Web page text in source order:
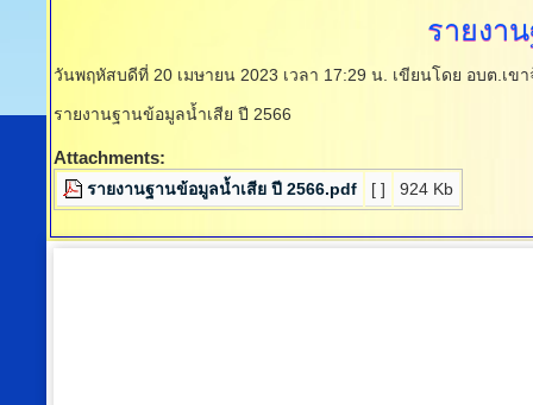
รายงา
วันพฤหัสบดีที่ 20 เมษายน 2023 เวลา 17:29 น. เขียนโดย อบต.เขา
รายงานฐานข้อมูลน้ำเสีย ปี 2566
Attachments:
รายงานฐานข้อมูลน้ำเสีย ปี 2566.pdf [ ] 924 Kb